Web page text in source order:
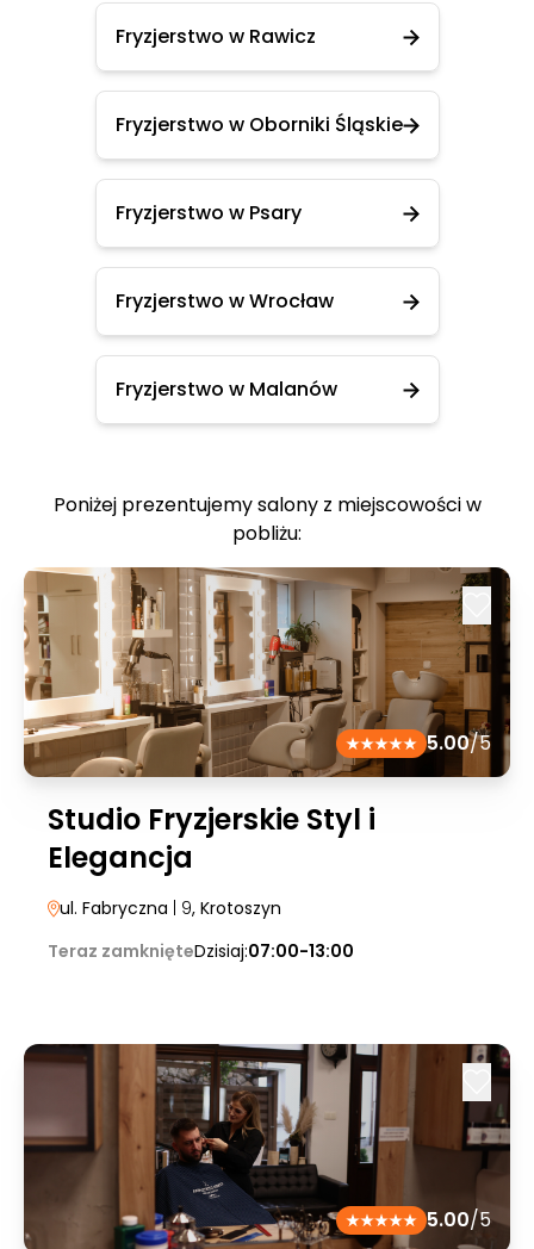
Fryzjerstwo w Rawicz
Fryzjerstwo w Oborniki Śląskie
Fryzjerstwo w Psary
Fryzjerstwo w Wrocław
Fryzjerstwo w Malanów
Poniżej prezentujemy salony z miejscowości w
pobliżu:
5.00/5
Studio Fryzjerskie Styl i
Elegancja
ul. Fabryczna | 9, Krotoszyn
Teraz zamknięteDzisiaj:07:00-13:00
5.00/5